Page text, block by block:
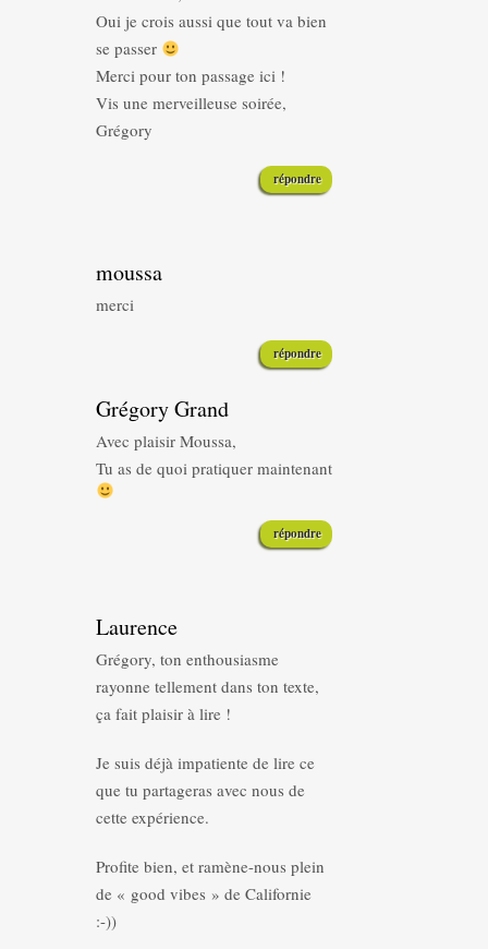
Oui je crois aussi que tout va bien
se passer
Merci pour ton passage ici !
Vis une merveilleuse soirée,
Grégory
répondre
moussa
merci
répondre
Grégory Grand
Avec plaisir Moussa,
Tu as de quoi pratiquer maintenant
répondre
Laurence
Grégory, ton enthousiasme
rayonne tellement dans ton texte,
ça fait plaisir à lire !
Je suis déjà impatiente de lire ce
que tu partageras avec nous de
cette expérience.
Profite bien, et ramène-nous plein
de « good vibes » de Californie
:-))